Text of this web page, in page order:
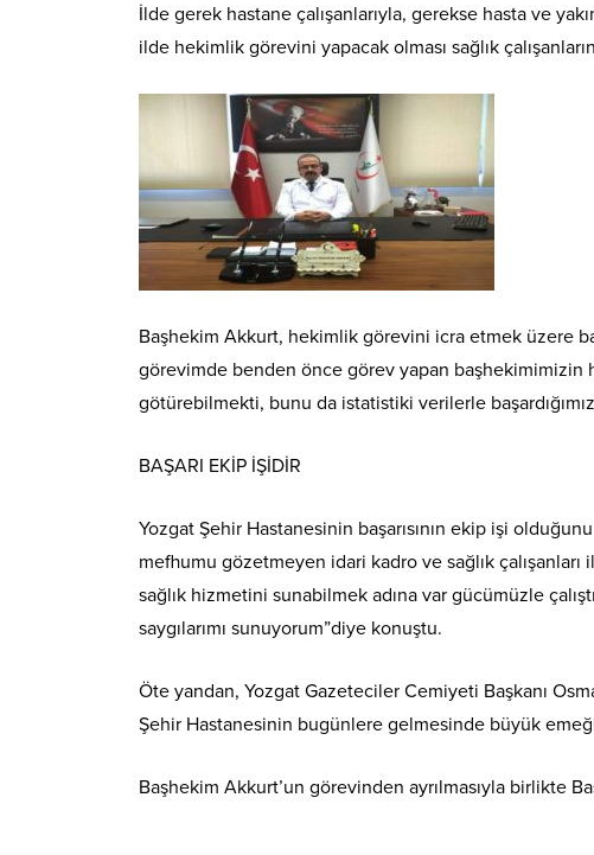
İlde gerek hastane çalışanlarıyla, gerekse hasta ve
ilde hekimlik görevini yapacak olması sağlık
Başhekim Akkurt, hekimlik görevini icra etmek üzere
görevimde benden önce görev yapan başhekimimizin
götürebilmekti, bunu da istatistiki verilerle
BAŞARI EKİP İŞİDİR
Yozgat Şehir Hastanesinin başarısının ekip işi
mefhumu gözetmeyen idari kadro ve sağlık
sağlık hizmetini sunabilmek adına var gücümüzle
saygılarımı sunuyorum”diye konuştu.
Öte yandan, Yozgat Gazeteciler Cemiyeti Başkanı
Şehir Hastanesinin bugünlere gelmesinde büyük
Başhekim Akkurt’un görevinden ayrılmasıyla birlikte